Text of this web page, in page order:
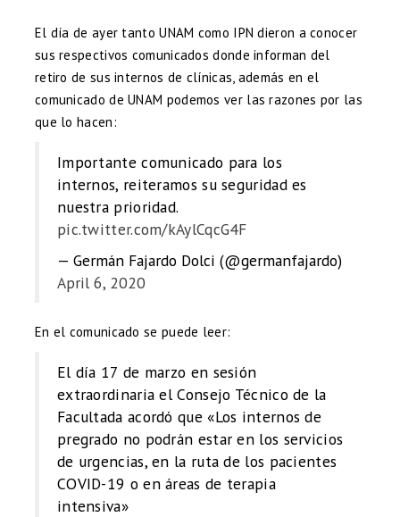
El día de ayer tanto UNAM como IPN dieron a conocer
sus respectivos comunicados donde informan del
retiro de sus internos de clínicas, además en el
comunicado de UNAM podemos ver las razones por las
que lo hacen:
Importante comunicado para los
internos, reiteramos su seguridad es
nuestra prioridad.
pic.twitter.com/kAylCqcG4F
— Germán Fajardo Dolci (@germanfajardo)
April 6, 2020
En el comunicado se puede leer:
El día 17 de marzo en sesión
extraordinaria el Consejo Técnico de la
Facultada acordó que «Los internos de
pregrado no podrán estar en los servicios
de urgencias, en la ruta de los pacientes
COVID-19 o en áreas de terapia
intensiva»